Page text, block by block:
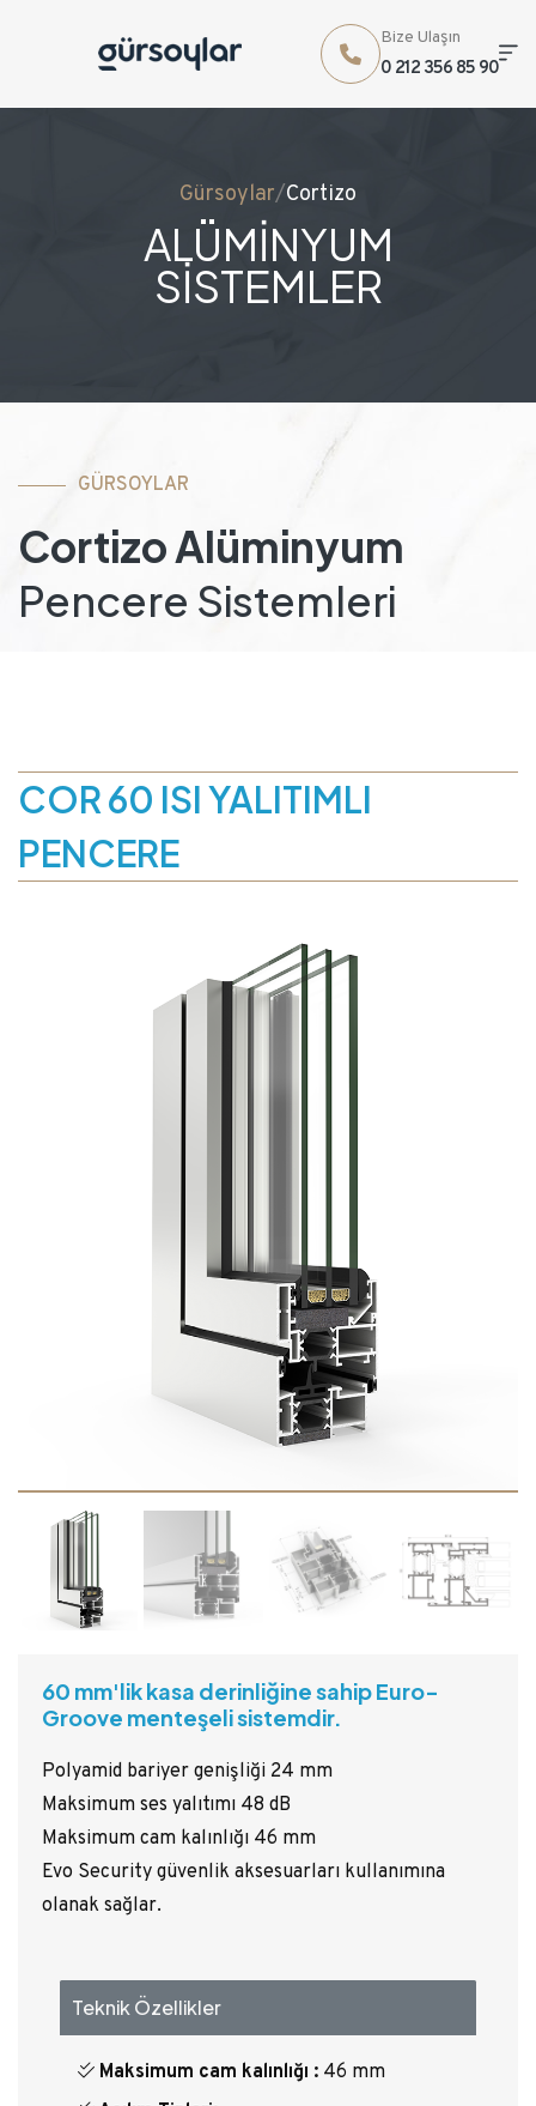
Bize Ulaşın
0 212 356 85 90
Gürsoylar/Cortizo
ALÜMİNYUM
SİSTEMLER
GÜRSOYLAR
Cortizo Alüminyum
Pencere Sistemleri
COR 60 ISI YALITIMLI
PENCERE
60 mm'lik kasa derinliğine sahip Euro-
Groove menteşeli sistemdir.
Polyamid bariyer genişliği 24 mm
Maksimum ses yalıtımı 48 dB
Maksimum cam kalınlığı 46 mm
Evo Security güvenlik aksesuarları kullanımına
olanak sağlar.
Teknik Özellikler
Maksimum cam kalınlığı : 46 mm